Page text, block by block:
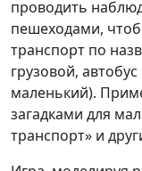
проводить
пешеходами,
транспорт по
грузовой,
маленький).
загадками для
транспорт» и